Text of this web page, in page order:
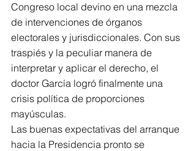
Congreso local devino en una mezcla
de intervenciones de órganos
electorales y jurisdiccionales. Con sus
traspiés y la peculiar manera de
interpretar y aplicar el derecho, el
doctor García logró finalmente una
crisis política de proporciones
mayúsculas.
Las buenas expectativas del arranque
hacia la Presidencia pronto se